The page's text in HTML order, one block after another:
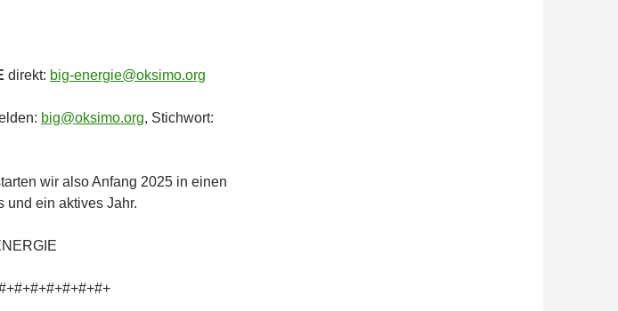
direkt: big-energie@oksimo.org
big@oksimo.org, Stichwort:
wir also Anfang 2025 in einen
und ein aktives Jahr.